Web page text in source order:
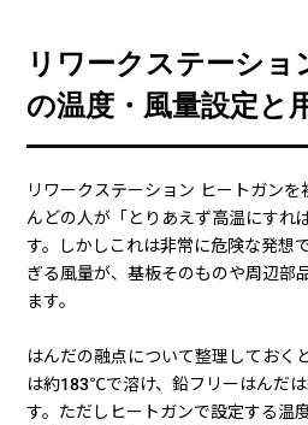
リワークステーショ
の温度・風量設定と
リワークステーション ヒートガン
んどの人が「とりあえず高温にすれ
す。しかしこれは非常に危険な発想
ぎる風量が、基板そのものや周辺部
ます。
はんだの融点について整理しておく
は約183℃で溶け、鉛フリーはんだ
す。ただしヒートガンで設定する温